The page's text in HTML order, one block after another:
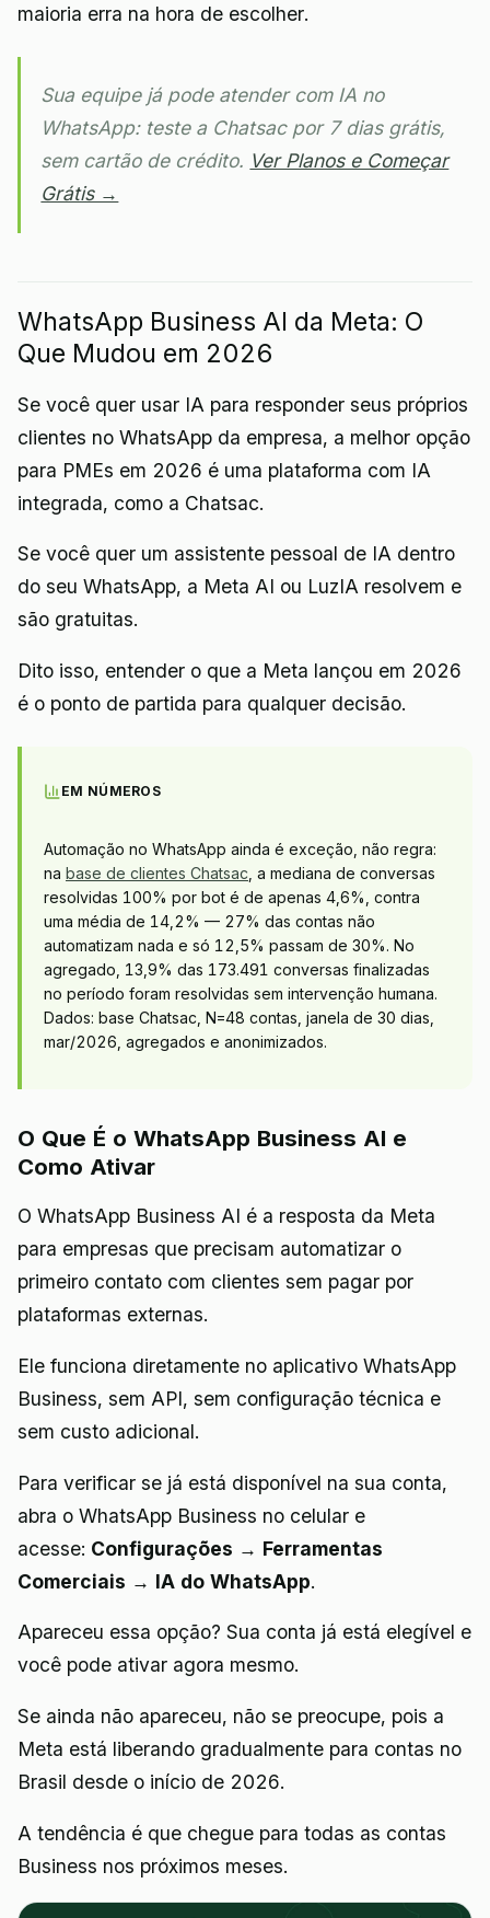
maioria erra na hora de escolher.
Sua equipe já pode atender com IA no
WhatsApp: teste a Chatsac por 7 dias grátis,
sem cartão de crédito. Ver Planos e Começar
Grátis →
WhatsApp Business AI da Meta: O
Que Mudou em 2026
Se você quer usar IA para responder seus próprios
clientes no WhatsApp da empresa, a melhor opção
para PMEs em 2026 é uma plataforma com IA
integrada, como a Chatsac.
Se você quer um assistente pessoal de IA dentro
do seu WhatsApp, a Meta AI ou LuzIA resolvem e
são gratuitas.
Dito isso, entender o que a Meta lançou em 2026
é o ponto de partida para qualquer decisão.
EM NÚMEROS
Automação no WhatsApp ainda é exceção, não regra:
na base de clientes Chatsac , a mediana de conversas
resolvidas 100% por bot é de apenas 4,6%, contra
uma média de 14,2% — 27% das contas não
automatizam nada e só 12,5% passam de 30%. No
agregado, 13,9% das 173.491 conversas finalizadas
no período foram resolvidas sem intervenção humana.
Dados: base Chatsac, N=48 contas, janela de 30 dias,
mar/2026, agregados e anonimizados.
O Que É o WhatsApp Business AI e
Como Ativar
O WhatsApp Business AI é a resposta da Meta
para empresas que precisam automatizar o
primeiro contato com clientes sem pagar por
plataformas externas.
Ele funciona diretamente no aplicativo WhatsApp
Business, sem API, sem configuração técnica e
sem custo adicional.
Para verificar se já está disponível na sua conta,
abra o WhatsApp Business no celular e
acesse: Configurações → Ferramentas
Comerciais → IA do WhatsApp.
Apareceu essa opção? Sua conta já está elegível e
você pode ativar agora mesmo.
Se ainda não apareceu, não se preocupe, pois a
Meta está liberando gradualmente para contas no
Brasil desde o início de 2026.
A tendência é que chegue para todas as contas
Business nos próximos meses.